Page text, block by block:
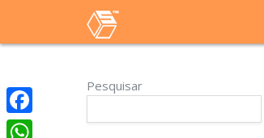
Pesquisar
Facebook